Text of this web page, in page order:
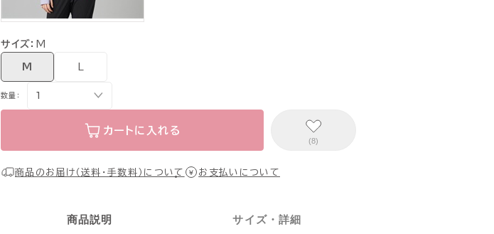
サイズ： M
M
数量：
カートに入れる
(8)
商品のお届け（送料・手数料）について お支払いについて
商品説明 サイズ・詳細